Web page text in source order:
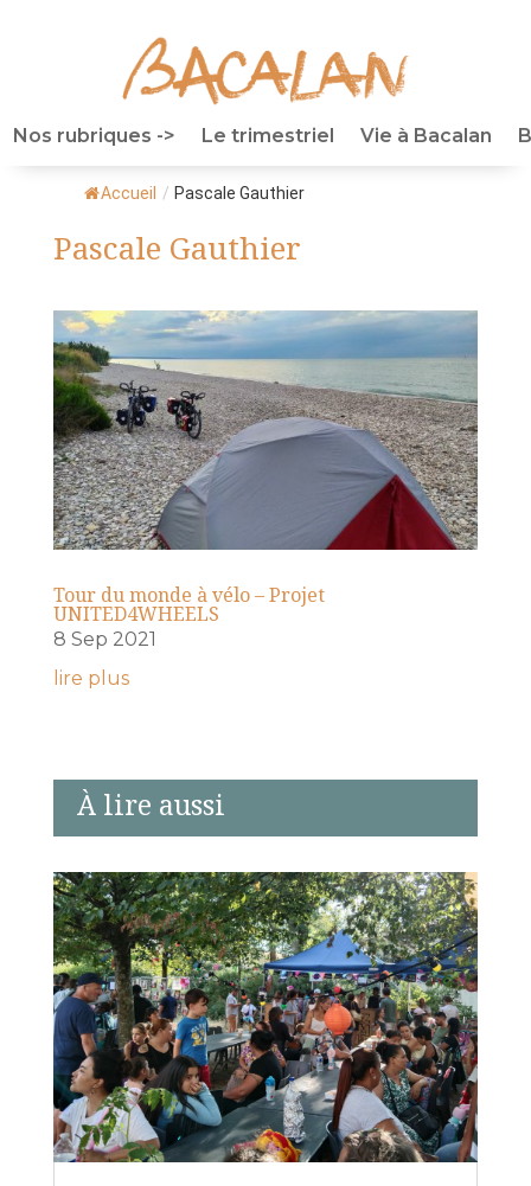
Nos rubriques -> Le trimestriel Vie à Bacalan
Accueil / Pascale Gauthier
Pascale Gauthier
Tour du monde à vélo – Projet
UNITED4WHEELS
8 Sep 2021
lire plus
À lire aussi